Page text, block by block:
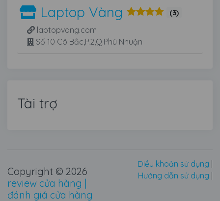
Laptop Vàng (3)
laptopvang.com
Số 10 Cô Bắc,P.2,Q.Phú Nhuận
Tài trợ
Copyright © 2026
review cửa hàng |
đánh giá cửa hàng
Điều khoản sử dụng |
Hướng dẫn sử dụng |